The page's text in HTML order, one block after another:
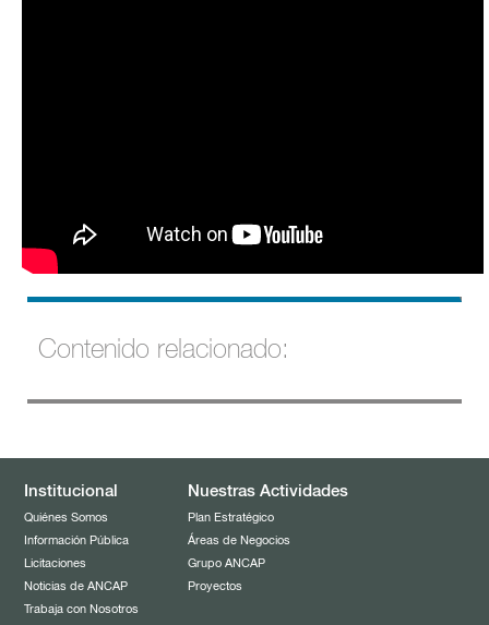
Contenido relacionado:
Institucional
Quiénes Somos
Información Pública
Licitaciones
Noticias de ANCAP
Trabaja con Nosotros
Nuestras Actividades
Plan Estratégico
Áreas de Negocios
Grupo ANCAP
Proyectos